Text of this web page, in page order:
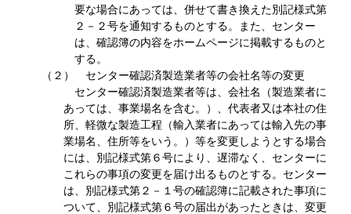
要な場合にあっては、併せて書き換えた別記様式第
２－２号を通知するものとする。また、センター
は、確認簿の内容をホームページに掲載するものと
する。
（２） センター確認済製造業者等の会社名等の変更
センター確認済製造業者等は、会社名（製造業者に
あっては、事業場名を含む。）、代表者又は本社の住
所、軽微な製造工程（輸入業者にあっては輸入先の事
業場名、住所等をいう。）等を変更しようとする場合
には、別記様式第６号により、遅滞なく、センターに
これらの事項の変更を届け出るものとする。センター
は、別記様式第２－１号の確認簿に記載された事項に
ついて、別記様式第６号の届出があったときは、変更